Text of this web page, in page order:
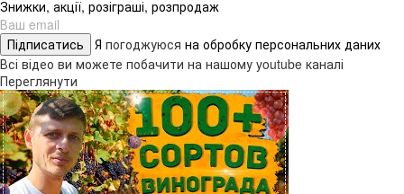
Знижки, акції, розіграші, розпродаж
Підписатись Я погоджуюся на обробку персональних даних
Всі відео ви можете побачити на нашому youtube каналі
Переглянути